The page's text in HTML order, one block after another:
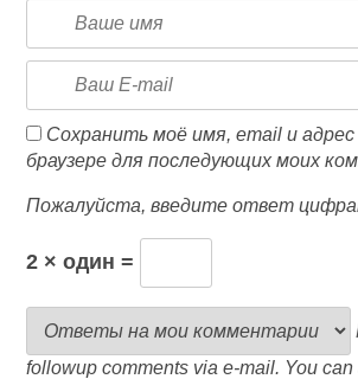
Сохранить моё имя, email и
браузере для последующих моих
Пожалуйста, введите ответ
2 × один =
followup comments via e-mail. You